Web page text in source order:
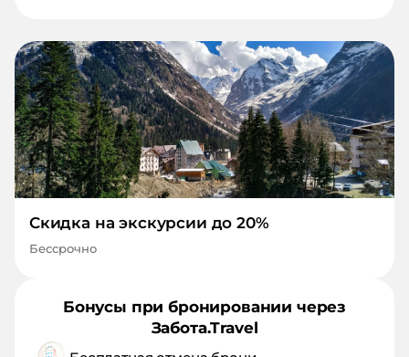
Скидка на экскурсии до 20%
Бессрочно
Бонусы при бронировании через
Забота.Travel